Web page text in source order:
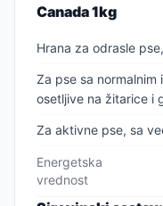
Canada 1kg
Hrana za odrasle
Za pse sa
osetljive na žitarice i
Za aktivne pse, sa
Energetska
vrednost